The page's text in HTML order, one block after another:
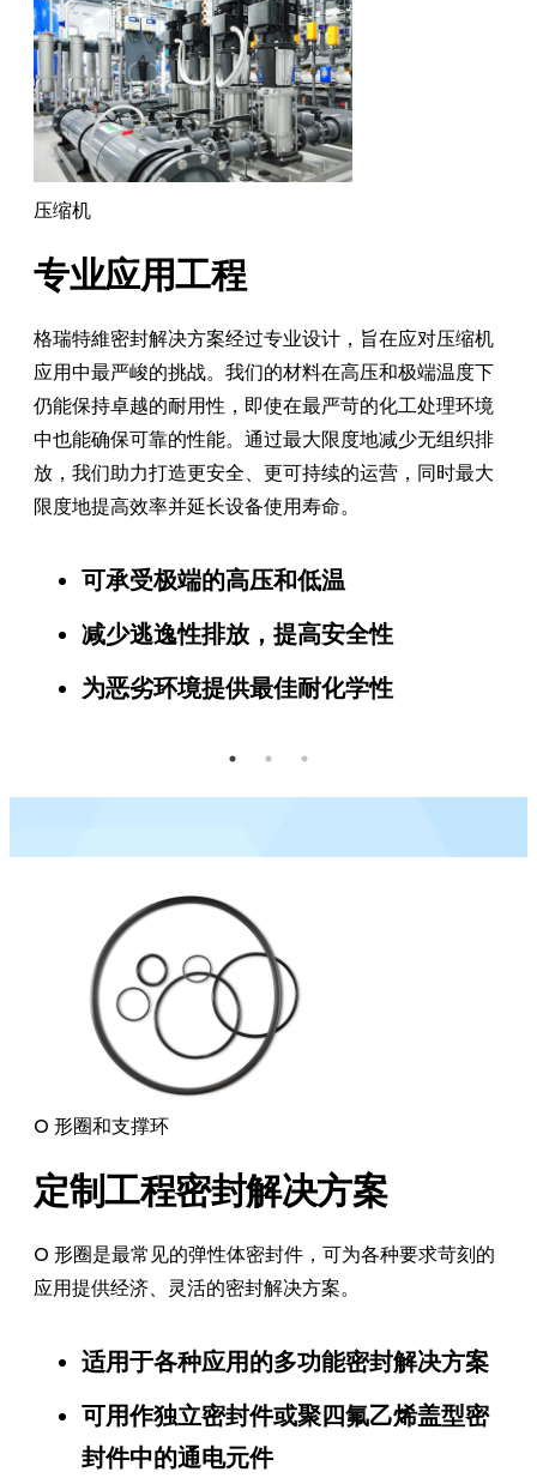
压缩机
专业应用工程
格瑞特維密封解决方案经过专业设计，旨在应对压缩机
应用中最严峻的挑战。我们的材料在高压和极端温度下
仍能保持卓越的耐用性，即使在最严苛的化工处理环境
中也能确保可靠的性能。通过最大限度地减少无组织排
放，我们助力打造更安全、更可持续的运营，同时最大
限度地提高效率并延长设备使用寿命。
可承受极端的高压和低温
减少逃逸性排放，提高安全性
为恶劣环境提供最佳耐化学性
O 形圈和支撑环
定制工程密封解决方案
O 形圈是最常见的弹性体密封件，可为各种要求苛刻的
应用提供经济、灵活的密封解决方案。
适用于各种应用的多功能密封解决方案
可用作独立密封件或聚四氟乙烯盖型密
封件中的通电元件